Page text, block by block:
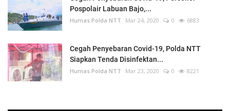
Pospolair Labuan Bajo,...
Humas Polda NTT Mar 24, 2020 0 6883
Cegah Penyebaran Covid-19, Polda NTT
Siapkan Tenda Disinfektan...
Humas Polda NTT Mar 23, 2020 0 8221